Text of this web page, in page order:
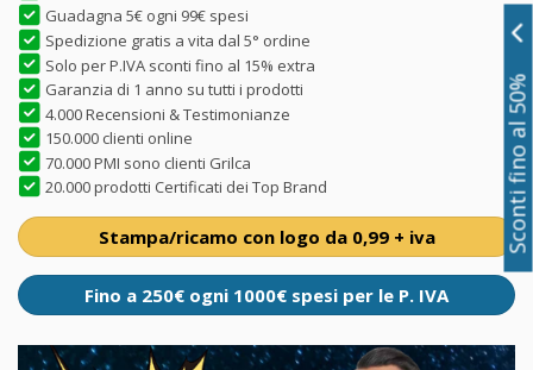
Guadagna 5€ ogni 99€ spesi
Spedizione gratis a vita dal 5° ordine
Solo per P.IVA sconti fino al 15% extra
Garanzia di 1 anno su tutti i prodotti
4.000 Recensioni & Testimonianze
150.000 clienti online
70.000 PMI sono clienti Grilca
20.000 prodotti Certificati dei Top Brand
Stampa/ricamo con logo da 0,99 + iva
Fino a 250€ ogni 1000€ spesi per le P. IVA
Sconti fino al 50%